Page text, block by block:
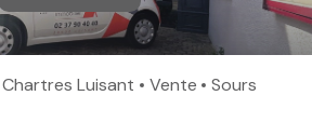
Chartres Luisant Vente
Sours